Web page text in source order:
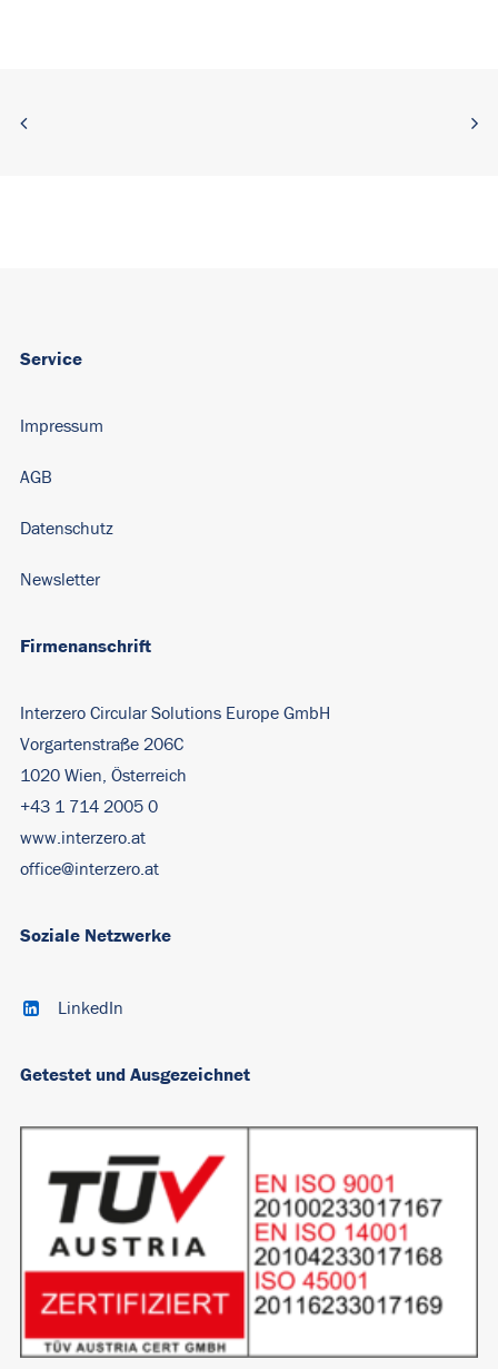
Firmenanschrift
Interzero Circular Solutions Europe GmbH
Vorgartenstraße 206C
1020 Wien, Österreich
+43 1 714 2005 0
www.interzero.at
office@interzero.at
Service
Impressum
AGB
Datenschutz
Newsletter
Soziale Netzwerke
LinkedIn
Getestet und Ausgezeichnet